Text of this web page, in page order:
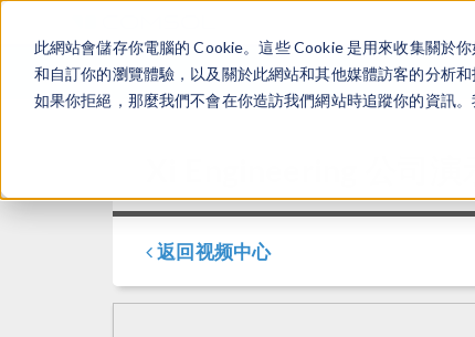
此網站會儲存你電腦的 Cookie。這些 Cookie 是用來收集關於
和自訂你的瀏覽體驗，以及關於此網站和其他媒體訪客的分析
如果你拒絕，那麼我們不會在你造訪我們網站時追蹤你的資訊
Xi Engineering 公司
返回视频中心